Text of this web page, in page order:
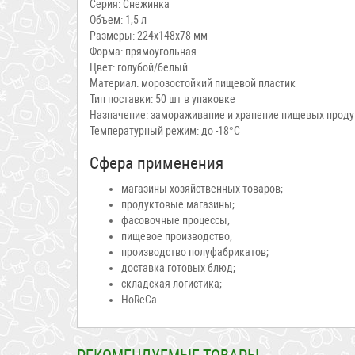
Серия: Снежинка
Объем: 1,5 л
Размеры: 224x148x78 мм
Форма: прямоугольная
Цвет: голубой/белый
Материал: морозостойкий пищевой пластик
Тип поставки: 50 шт в упаковке
Назначение: замораживание и хранение пищевых
Температурный режим: до -18°C
Сфера применения
магазины хозяйственных товаров;
продуктовые магазины;
фасовочные процессы;
пищевое производство;
производство полуфабрикатов;
доставка готовых блюд;
складская логистика;
HoReCa.